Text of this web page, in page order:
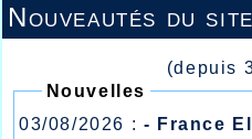
Nouveautés du site
(depuis
Nouvelles
03/08/2026 : - France